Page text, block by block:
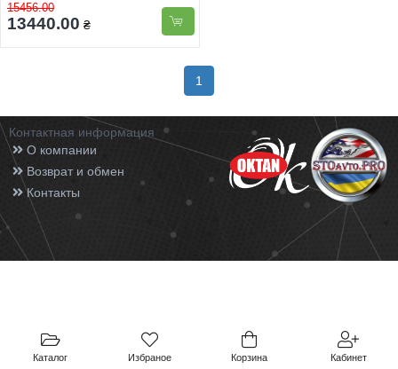
Каталог Избраное Корзина Кабинет
15456.00
13440.00 ₴
1
Контактная информация
О компании
Возврат и обмен
Контакты